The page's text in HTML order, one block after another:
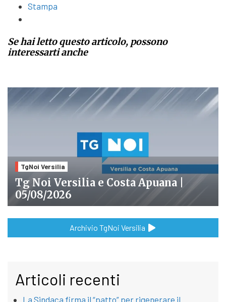
Stampa
Se hai letto questo articolo, possono
interessarti anche
TgNoi Versilia
Tg Noi Versilia e Costa Apuana |
05/08/2026
Archivio TgNoi Versilia
Articoli recenti
La Sindaca firma il “patto” per rigenerare il